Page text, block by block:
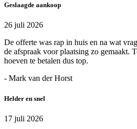
Geslaagde aankoop
26 juli 2026
De offerte was rap in huis en na wat
de afspraak voor plaatsing zo gemaakt.
hoeven te betalen dus top.
- Mark van der Horst
Helder en snel
17 juli 2026